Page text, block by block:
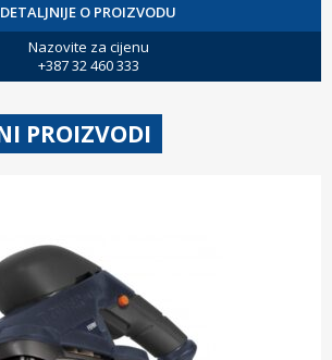
DETALJNIJE O PROIZVODU
Nazovite za cijenu
+387 32 460 333
PROIZVODI